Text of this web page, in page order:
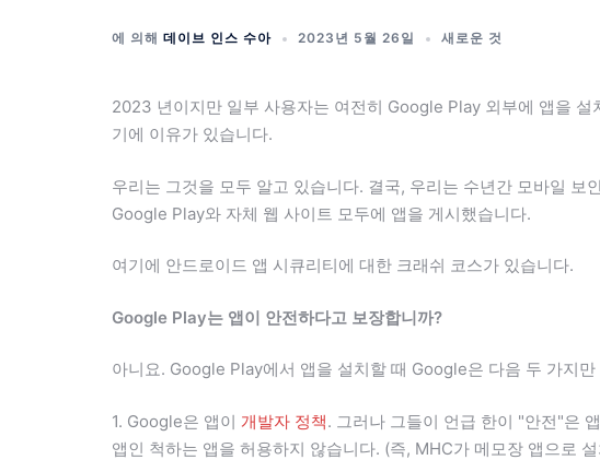
에 의해 데이브 인스 수아 2023년 5월 26일 새로운 것
2023 년이지만 일부 사용자는 여전히 Google Play 외부에 앱을
기에 이유가 있습니다.
우리는 그것을 모두 알고 있습니다. 결국, 우리는 수년간 모바일
Google Play와 자체 웹 사이트 모두에 앱을 게시했습니다.
여기에 안드로이드 앱 시큐리티에 대한 크래쉬 코스가 있습니다.
Google Play는 앱이 안전하다고 보장합니까?
아니요. Google Play에서 앱을 설치할 때 Google은 다음 두 가지만
1. Google은 앱이 개발자 정책. 그러나 그들이 언급 한이 "안전"은
앱인 척하는 앱을 허용하지 않습니다. (즉, MHC가 메모장 앱으로